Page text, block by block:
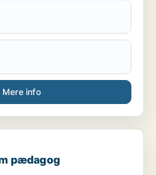
Mere info
pædagog